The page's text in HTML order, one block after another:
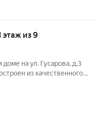
этаж из 9
на ул. Гусарова, д.3
из качественного
кухня 8